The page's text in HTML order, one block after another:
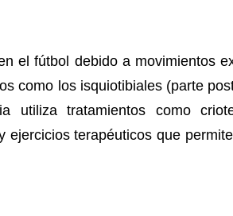
el fútbol debido a movimientos
como los isquiotibiales (parte
utiliza tratamientos como
terapéuticos que